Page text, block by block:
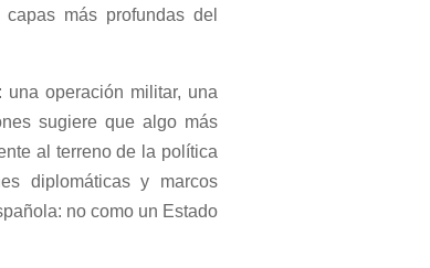
más profundas del
operación militar, una
sugiere que algo más
al terreno de la política
diplomáticas y marcos
no como un Estado